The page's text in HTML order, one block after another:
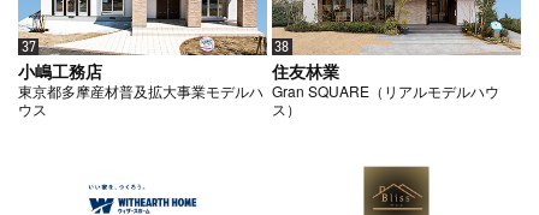
37
小嶋工務店
東京都多摩産材普及拡大事業モデルハ
ウス
38
住友林業
Gran SQUARE（リアルモデルハウ
ス）